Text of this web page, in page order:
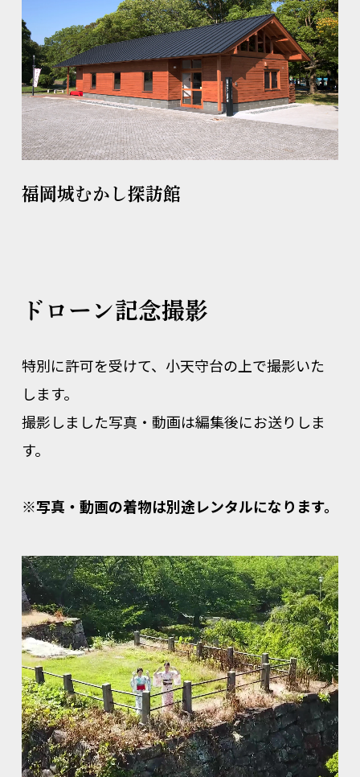
福岡城むかし探訪館
ドローン記念撮影
特別に許可を受けて、小天守台の上で撮影いた
します。
撮影しました写真・動画は編集後にお送りしま
す。
※写真・動画の着物は別途レンタルになります。